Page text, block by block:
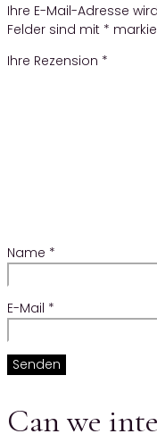
Ihre E-Mail-Adresse
Felder sind mit *
Ihre Rezension *
Name *
E-Mail *
Can we